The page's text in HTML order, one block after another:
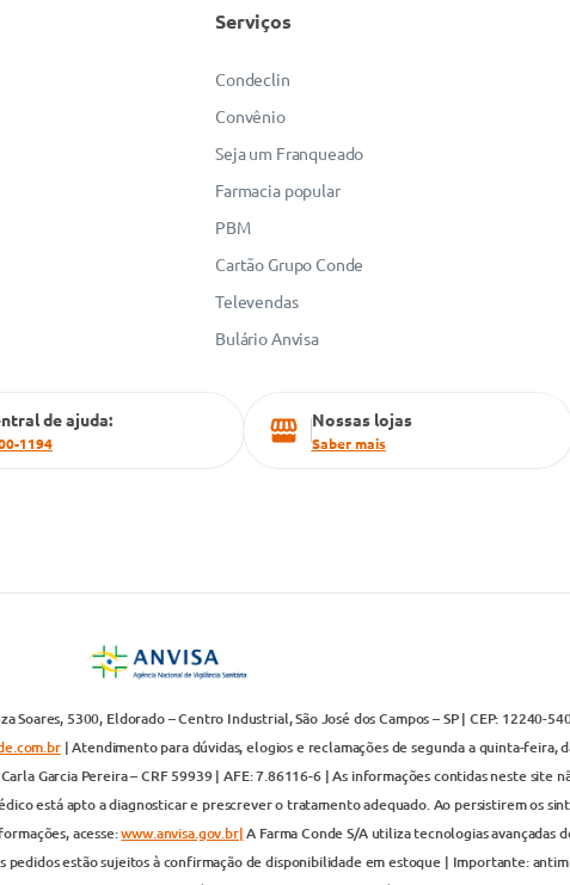
Serviços
Condeclin
Convênio
Seja um Franqueado
Farmacia popular
PBM
Cartão Grupo Conde
Televendas
Bulário Anvisa
de ajuda:
1194
Nossas lojas
Saber mais
Soares, 5300, Eldorado – Centro Industrial, São José dos Campos – SP | CEP:
| Atendimento para dúvidas, elogios e reclamações de segunda a quinta-feira,
Garcia Pereira – CRF 59939 | AFE: 7.86116-6 | As informações contidas neste site
está apto a diagnosticar e prescrever o tratamento adequado. Ao persistirem os
acesse:www.anvisa.gov.br|A Farma Conde S/A utiliza tecnologias avançadas
pedidos estão sujeitos à confirmação de disponibilidade em estoque | Importante: